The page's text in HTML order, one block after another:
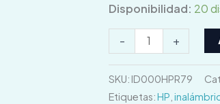
Disponibilidad: 20
- +
SKU: ID000HPR79
Etiquetas:HP